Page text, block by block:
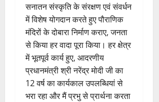
सनातन संस्कृति के संरक्षण एवं संवर्धन
में विशेष योगदान करते हुए पौराणिक
मंदिरों के दोबारा निर्माण कराए, जनता
से किया हर वादा पूरा किया। हर क्षेत्र
में भूतपूर्व कार्य हुए, आदरणीय
प्रधानमंत्री श्री नरेंद्र मोदी जी का
12 वर्ष का कार्यकाल उपलब्धियां से
भरा रहा और मैं प्रभु से प्रार्थना करता